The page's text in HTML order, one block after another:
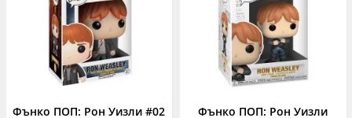
Фънко ПОП: Рон Уизли #02 Фънко ПОП: Рон Уизли